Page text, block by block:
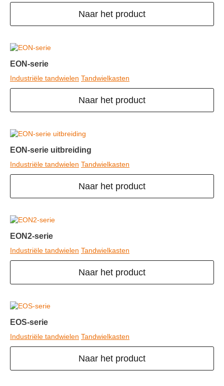
Naar het product
EON-serie
Industriële tandwielen Tandwielkasten
Naar het product
EON-serie uitbreiding
Industriële tandwielen Tandwielkasten
Naar het product
EON2-serie
Industriële tandwielen Tandwielkasten
Naar het product
EOS-serie
Industriële tandwielen Tandwielkasten
Naar het product